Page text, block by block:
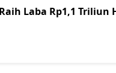
Laba Rp1,1 Triliun